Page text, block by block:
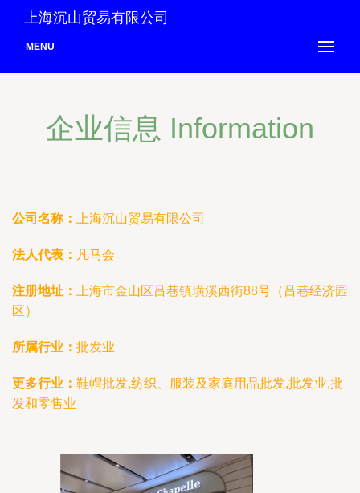
上海沉山贸易有限公司
MENU
企业信息 Information
公司名称： 上海沉山贸易有限公司
法人代表： 凡马会
注册地址：
上海市金山区吕巷镇璜溪西街88号（吕巷经济园
区）
所属行业： 批发业
更多行业： 鞋帽批发,纺织、服装及家庭用品批发,批发业,批
发和零售业